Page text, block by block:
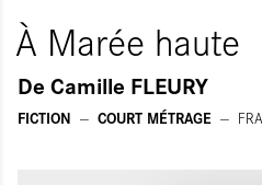
À Marée haute
De Camille FLEURY
FICTION COURT MÉTRAGE